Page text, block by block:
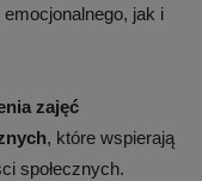
jak i
zajęć
, które wspierają
społecznych.